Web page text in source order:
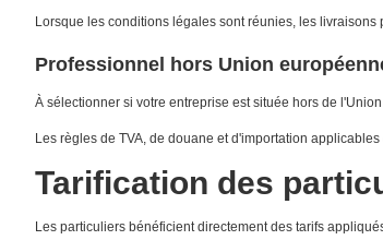
Lorsque les conditions légales sont réunies, les livraisons
Professionnel hors Union
À sélectionner si votre entreprise est située hors de
Les règles de TVA, de douane et d'importation
Tarification des
Les particuliers bénéficient directement des tarifs